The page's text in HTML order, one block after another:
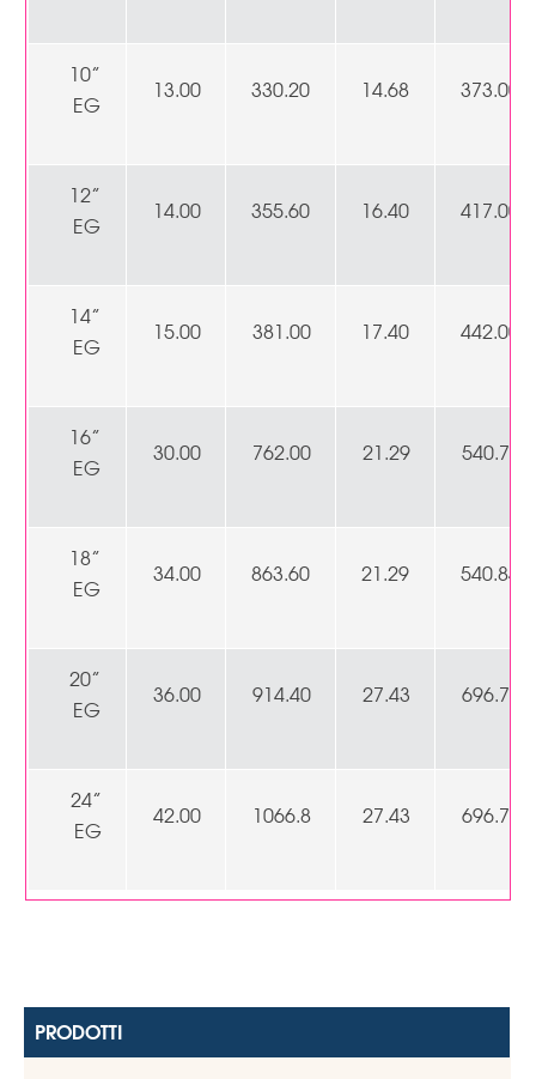
PRODOTTI
10”
EG
13.00 330.20 14.68 373.00
12”
EG
14.00 355.60 16.40 417.00
14”
EG
15.00 381.00 17.40 442.00
16”
EG
30.00 762.00 21.29 540.72
18”
EG
34.00 863.60 21.29 540.84
20”
EG
36.00 914.40 27.43 696.70
24”
EG
42.00 1066.8 27.43 696.70